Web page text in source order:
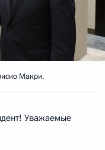
Макри.
Уважаемые